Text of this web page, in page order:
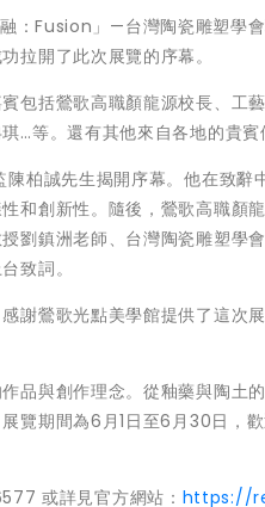
：Fusion」—台灣陶瓷雕塑學
拉開了此次展覽的序幕。
包括鶯歌高職顏龍源校長、工
…等。還有其他來自各地的貴賓
柏誠先生揭開序幕。他在致
和創新性。隨後，鶯歌高職顏
劉鎮洲老師、台灣陶瓷雕塑學
致詞。
謝鶯歌光點美學館提供了這次
品與創作理念。從釉藥與陶土
覽期間為6月1日至6月30日，
或詳見官方網站： https://